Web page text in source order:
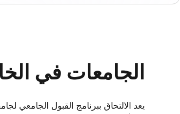
الجامعات في
يعد الالتحاق ببرنامج القبول الجامعي